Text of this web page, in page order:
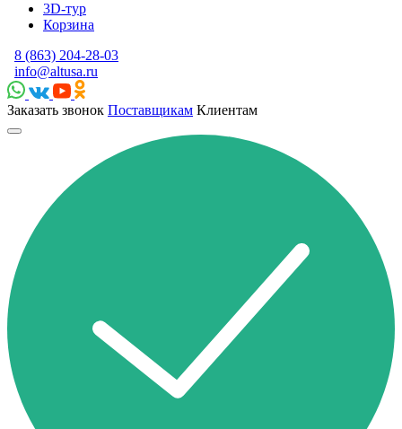
3D-тур
Корзина
8 (863) 204-28-03
info@altusa.ru
Заказать звонок Поставщикам Клиентам